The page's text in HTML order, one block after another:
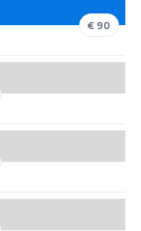
€ 90